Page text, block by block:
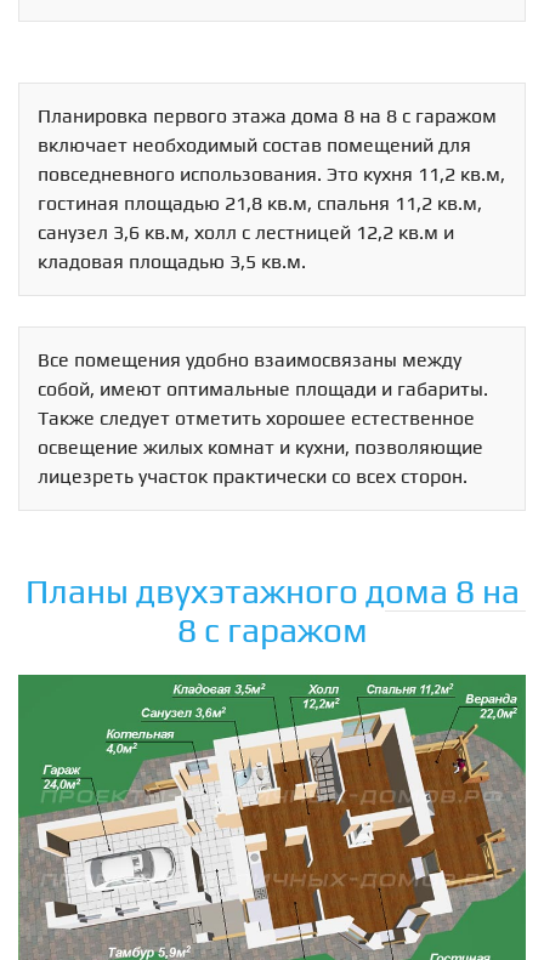
Планировка первого этажа дома 8 на 8 с гаражом
включает необходимый состав помещений для
повседневного использования. Это кухня 11,2 кв.м,
гостиная площадью 21,8 кв.м, спальня 11,2 кв.м,
санузел 3,6 кв.м, холл с лестницей 12,2 кв.м и
кладовая площадью 3,5 кв.м.
Все помещения удобно взаимосвязаны между
собой, имеют оптимальные площади и габариты.
Также следует отметить хорошее естественное
освещение жилых комнат и кухни, позволяющие
лицезреть участок практически со всех сторон.
Планы двухэтажного дома 8 на
8 с гаражом